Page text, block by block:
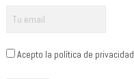
Acepto la política de privacidad